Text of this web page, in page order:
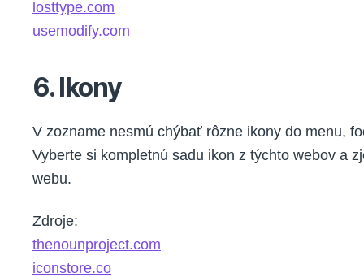
losttype.com
usemodify.com
6. Ikony
V zozname nesmú chýbať rôzne ikony do menu,
Vyberte si kompletnú sadu ikon z týchto webov a
webu.
Zdroje:
thenounproject.com
iconstore.co